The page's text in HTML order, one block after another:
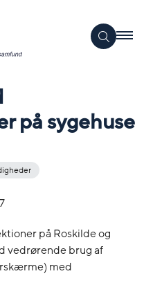
på sygehuse
på Roskilde og
vedrørende brug af
med